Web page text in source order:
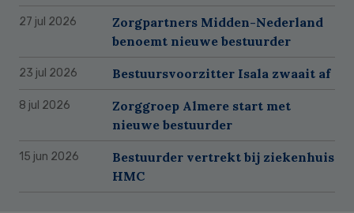
27 jul 2026
Zorgpartners Midden-Nederland
benoemt nieuwe bestuurder
23 jul 2026 Bestuursvoorzitter Isala zwaait af
8 jul 2026
Zorggroep Almere start met
nieuwe bestuurder
15 jun 2026
Bestuurder vertrekt bij ziekenhuis
HMC